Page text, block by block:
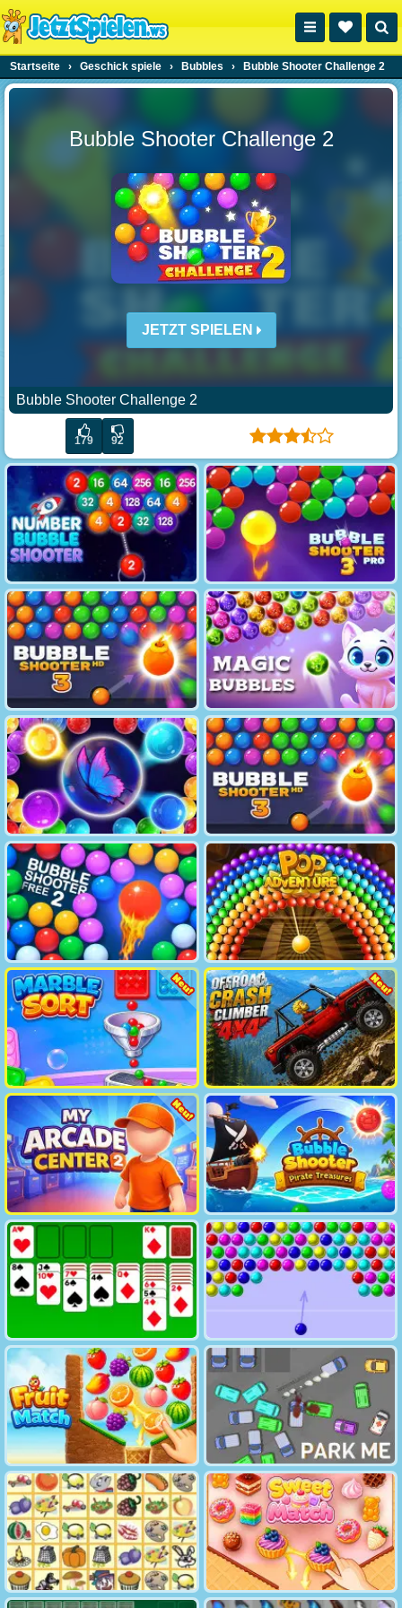
Startseite › Geschick spiele › Bubbles › Bubble Shooter Challenge 2
Bubble Shooter Challenge 2
JETZT SPIELEN
Bubble Shooter Challenge 2
179 92